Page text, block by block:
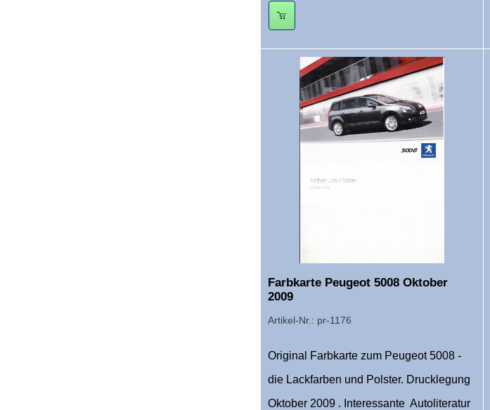
Farbkarte Peugeot 5008 Oktober
2009
Artikel-Nr.: pr-1176
Original Farbkarte zum Peugeot 5008 -
die Lackfarben und Polster. Drucklegung
Oktober 2009 . Interessante Autoliteratur